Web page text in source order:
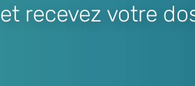
recevez votre